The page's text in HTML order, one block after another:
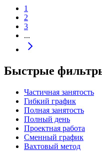
1
2
3
...
Быстрые
Частичная занятость
Гибкий график
Полная занятость
Полный день
Проектная работа
Сменный график
Вахтовый метод